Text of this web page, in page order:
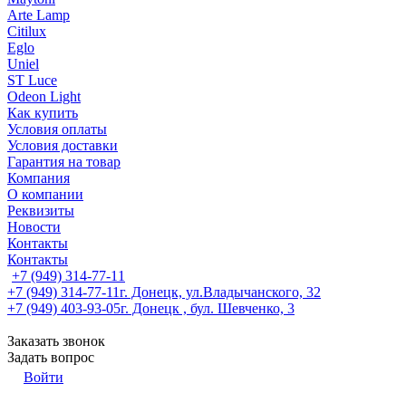
Arte Lamp
Citilux
Eglo
Uniel
ST Luce
Odeon Light
Как купить
Условия оплаты
Условия доставки
Гарантия на товар
Компания
О компании
Реквизиты
Новости
Контакты
Контакты
+7 (949) 314-77-11
+7 (949) 314-77-11г. Донецк, ул.Владычанского, 32
+7 (949) 403-93-05г. Донецк , бул. Шевченко, 3
Заказать звонок
Задать вопрос
Войти